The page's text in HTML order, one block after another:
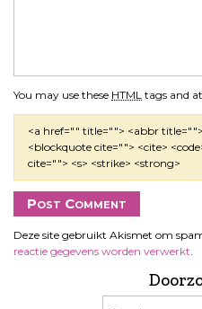
You may use these HTML tags and
<a href="" title=""> <abbr
<blockquote cite=""> <cite>
cite=""> <s> <strike> <strong>
Deze site gebruikt Akismet om
reactie gegevens worden verwerkt.